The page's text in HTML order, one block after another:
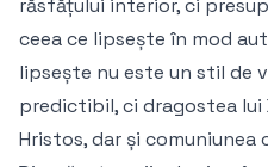
răsfățului interior, ci
ceea ce lipsește în mod
lipsește nu este un stil de
predictibil, ci dragostea lui
Hristos, dar și comuniunea